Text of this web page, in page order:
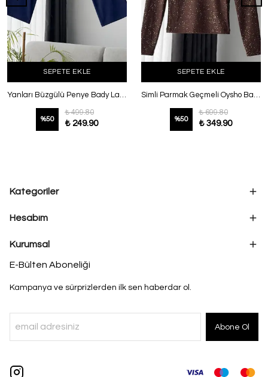
SEPETE EKLE
Yanları Büzgülü Penye Bady Lacivert
%50
₺ 499.80
₺ 249.90
SEPETE EKLE
Simli Parmak Geçmeli Oysho Bady Kahve
%50
₺ 699.80
₺ 349.90
Kategoriler
Hesabım
Kurumsal
E-Bülten Aboneliği
Kampanya ve sürprizlerden ilk sen haberdar ol.
Abone Ol